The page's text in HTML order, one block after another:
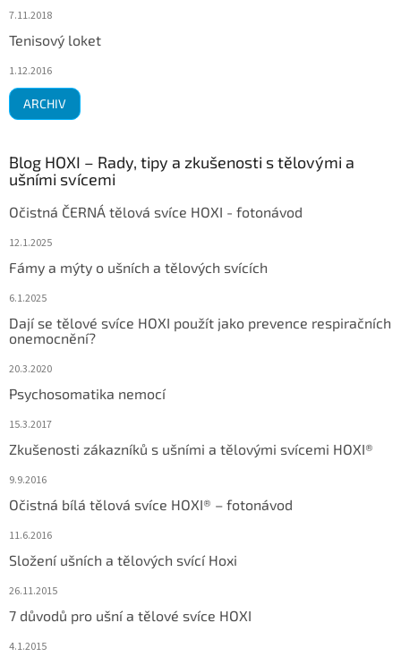
7.11.2018
Tenisový loket
1.12.2016
ARCHIV
Blog HOXI – Rady, tipy a zkušenosti s tělovými a
ušními svícemi
Očistná ČERNÁ tělová svíce HOXI - fotonávod
12.1.2025
Fámy a mýty o ušních a tělových svících
6.1.2025
Dají se tělové svíce HOXI použít jako prevence respiračních
onemocnění?
20.3.2020
Psychosomatika nemocí
15.3.2017
Zkušenosti zákazníků s ušními a tělovými svícemi HOXI®
9.9.2016
Očistná bílá tělová svíce HOXI® – fotonávod
11.6.2016
Složení ušních a tělových svící Hoxi
26.11.2015
7 důvodů pro ušní a tělové svíce HOXI
4.1.2015